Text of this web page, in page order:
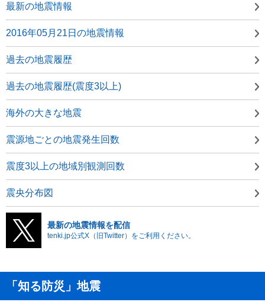
最新の地震情報
2016年05月21日の地震情報
過去の地震履歴
過去の地震履歴(震度3以上)
海外の大きな地震
震源地ごとの地震発生回数
震度3以上の地域別観測回数
震央分布図
最新の地震情報を配信
tenki.jp公式X（旧Twitter）をご利用ください。
「知る防災」地震